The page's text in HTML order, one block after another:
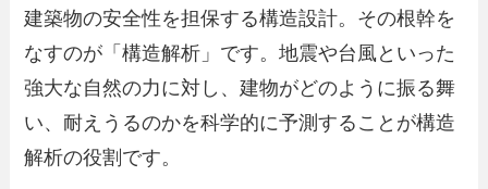
建築物の安全性を担保する構造設計。その根幹を
なすのが「構造解析」です。地震や台風といった
強大な自然の力に対し、建物がどのように振る舞
い、耐えうるのかを科学的に予測することが構造
解析の役割です。